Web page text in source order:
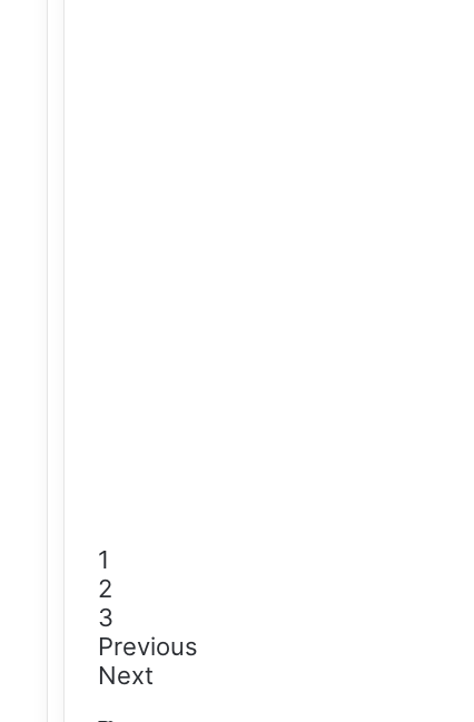
1
2
3
Previous
Next